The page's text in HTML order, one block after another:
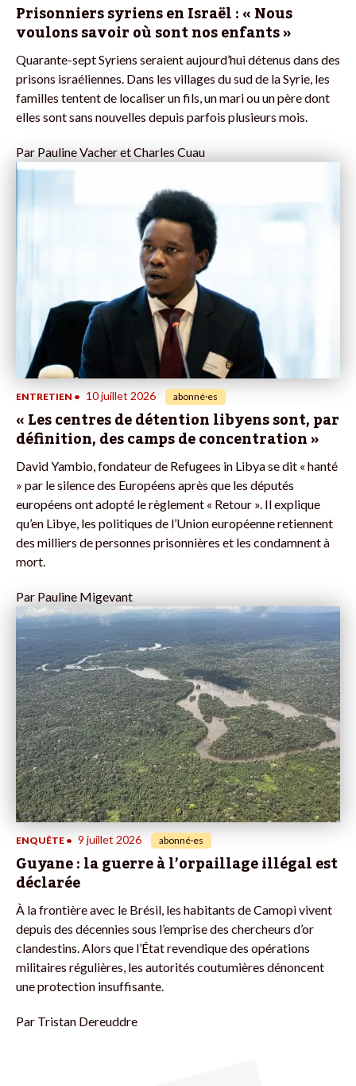
Prisonniers syriens en Israël : « Nous
voulons savoir où sont nos enfants »
Quarante-sept Syriens seraient aujourd’hui détenus dans des
prisons israéliennes. Dans les villages du sud de la Syrie, les
familles tentent de localiser un fils, un mari ou un père dont
elles sont sans nouvelles depuis parfois plusieurs mois.
Par Pauline Vacher et Charles Cuau
ENTRETIEN • 10 juillet 2026 abonné·es
« Les centres de détention libyens sont, par
définition, des camps de concentration »
David Yambio, fondateur de Refugees in Libya se dit « hanté
» par le silence des Européens après que les députés
européens ont adopté le règlement « Retour ». Il explique
qu’en Libye, les politiques de l’Union européenne retiennent
des milliers de personnes prisonnières et les condamnent à
mort.
Par Pauline Migevant
ENQUÊTE • 9 juillet 2026 abonné·es
Guyane : la guerre à l’orpaillage illégal est
déclarée
À la frontière avec le Brésil, les habitants de Camopi vivent
depuis des décennies sous l’emprise des chercheurs d’or
clandestins. Alors que l’État revendique des opérations
militaires régulières, les autorités coutumières dénoncent
une protection insuffisante.
Par Tristan Dereuddre